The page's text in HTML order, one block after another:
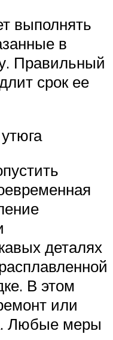
выполнять
в
Правильный
срок ее
деталях
В этом
или
Любые меры